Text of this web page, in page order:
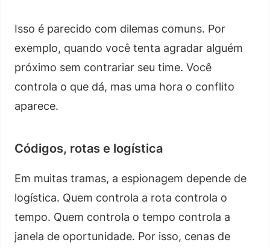
Isso é parecido com dilemas comuns. Por
exemplo, quando você tenta agradar alguém
próximo sem contrariar seu time. Você
controla o que dá, mas uma hora o conflito
aparece.
Códigos, rotas e logística
Em muitas tramas, a espionagem depende de
logística. Quem controla a rota controla o
tempo. Quem controla o tempo controla a
janela de oportunidade. Por isso, cenas de